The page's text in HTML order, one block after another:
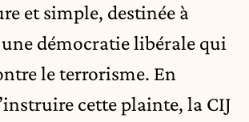
et simple, destinée à
démocratie libérale qui
le terrorisme. En
cette plainte, la CIJ